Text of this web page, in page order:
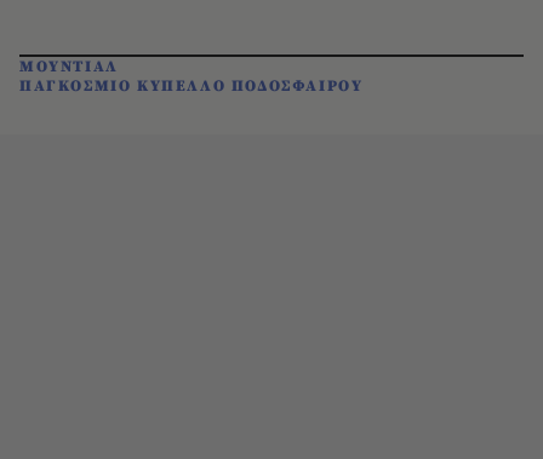
ΜΟΥΝΤΙΑΛ
ΠΑΓΚΟΣΜΙΟ ΚΥΠΕΛΛΟ ΠΟΔΟΣΦΑΙΡΟΥ